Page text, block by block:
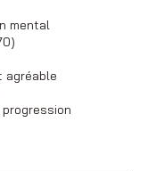
mental
agréable